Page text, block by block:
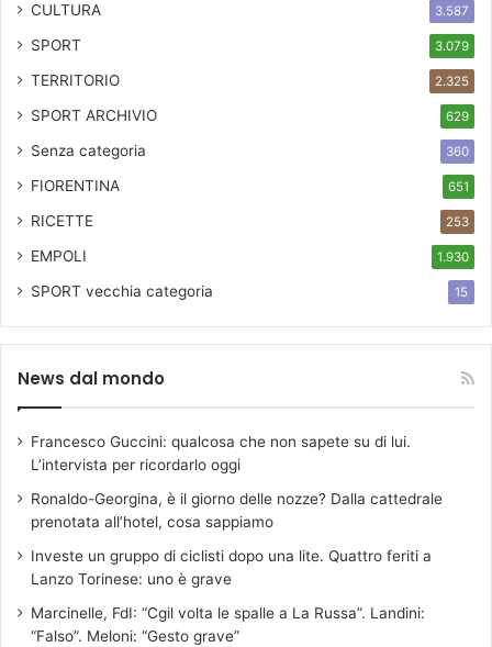
CULTURA 3.587
SPORT 3.079
TERRITORIO 2.325
SPORT ARCHIVIO 629
Senza categoria 360
FIORENTINA 651
RICETTE 253
EMPOLI 1.930
SPORT vecchia categoria 15
News dal mondo
Francesco Guccini: qualcosa che non sapete su di lui.
L’intervista per ricordarlo oggi
Ronaldo-Georgina, è il giorno delle nozze? Dalla cattedrale
prenotata all’hotel, cosa sappiamo
Investe un gruppo di ciclisti dopo una lite. Quattro feriti a
Lanzo Torinese: uno è grave
Marcinelle, FdI: “Cgil volta le spalle a La Russa”. Landini:
“Falso”. Meloni: “Gesto grave”